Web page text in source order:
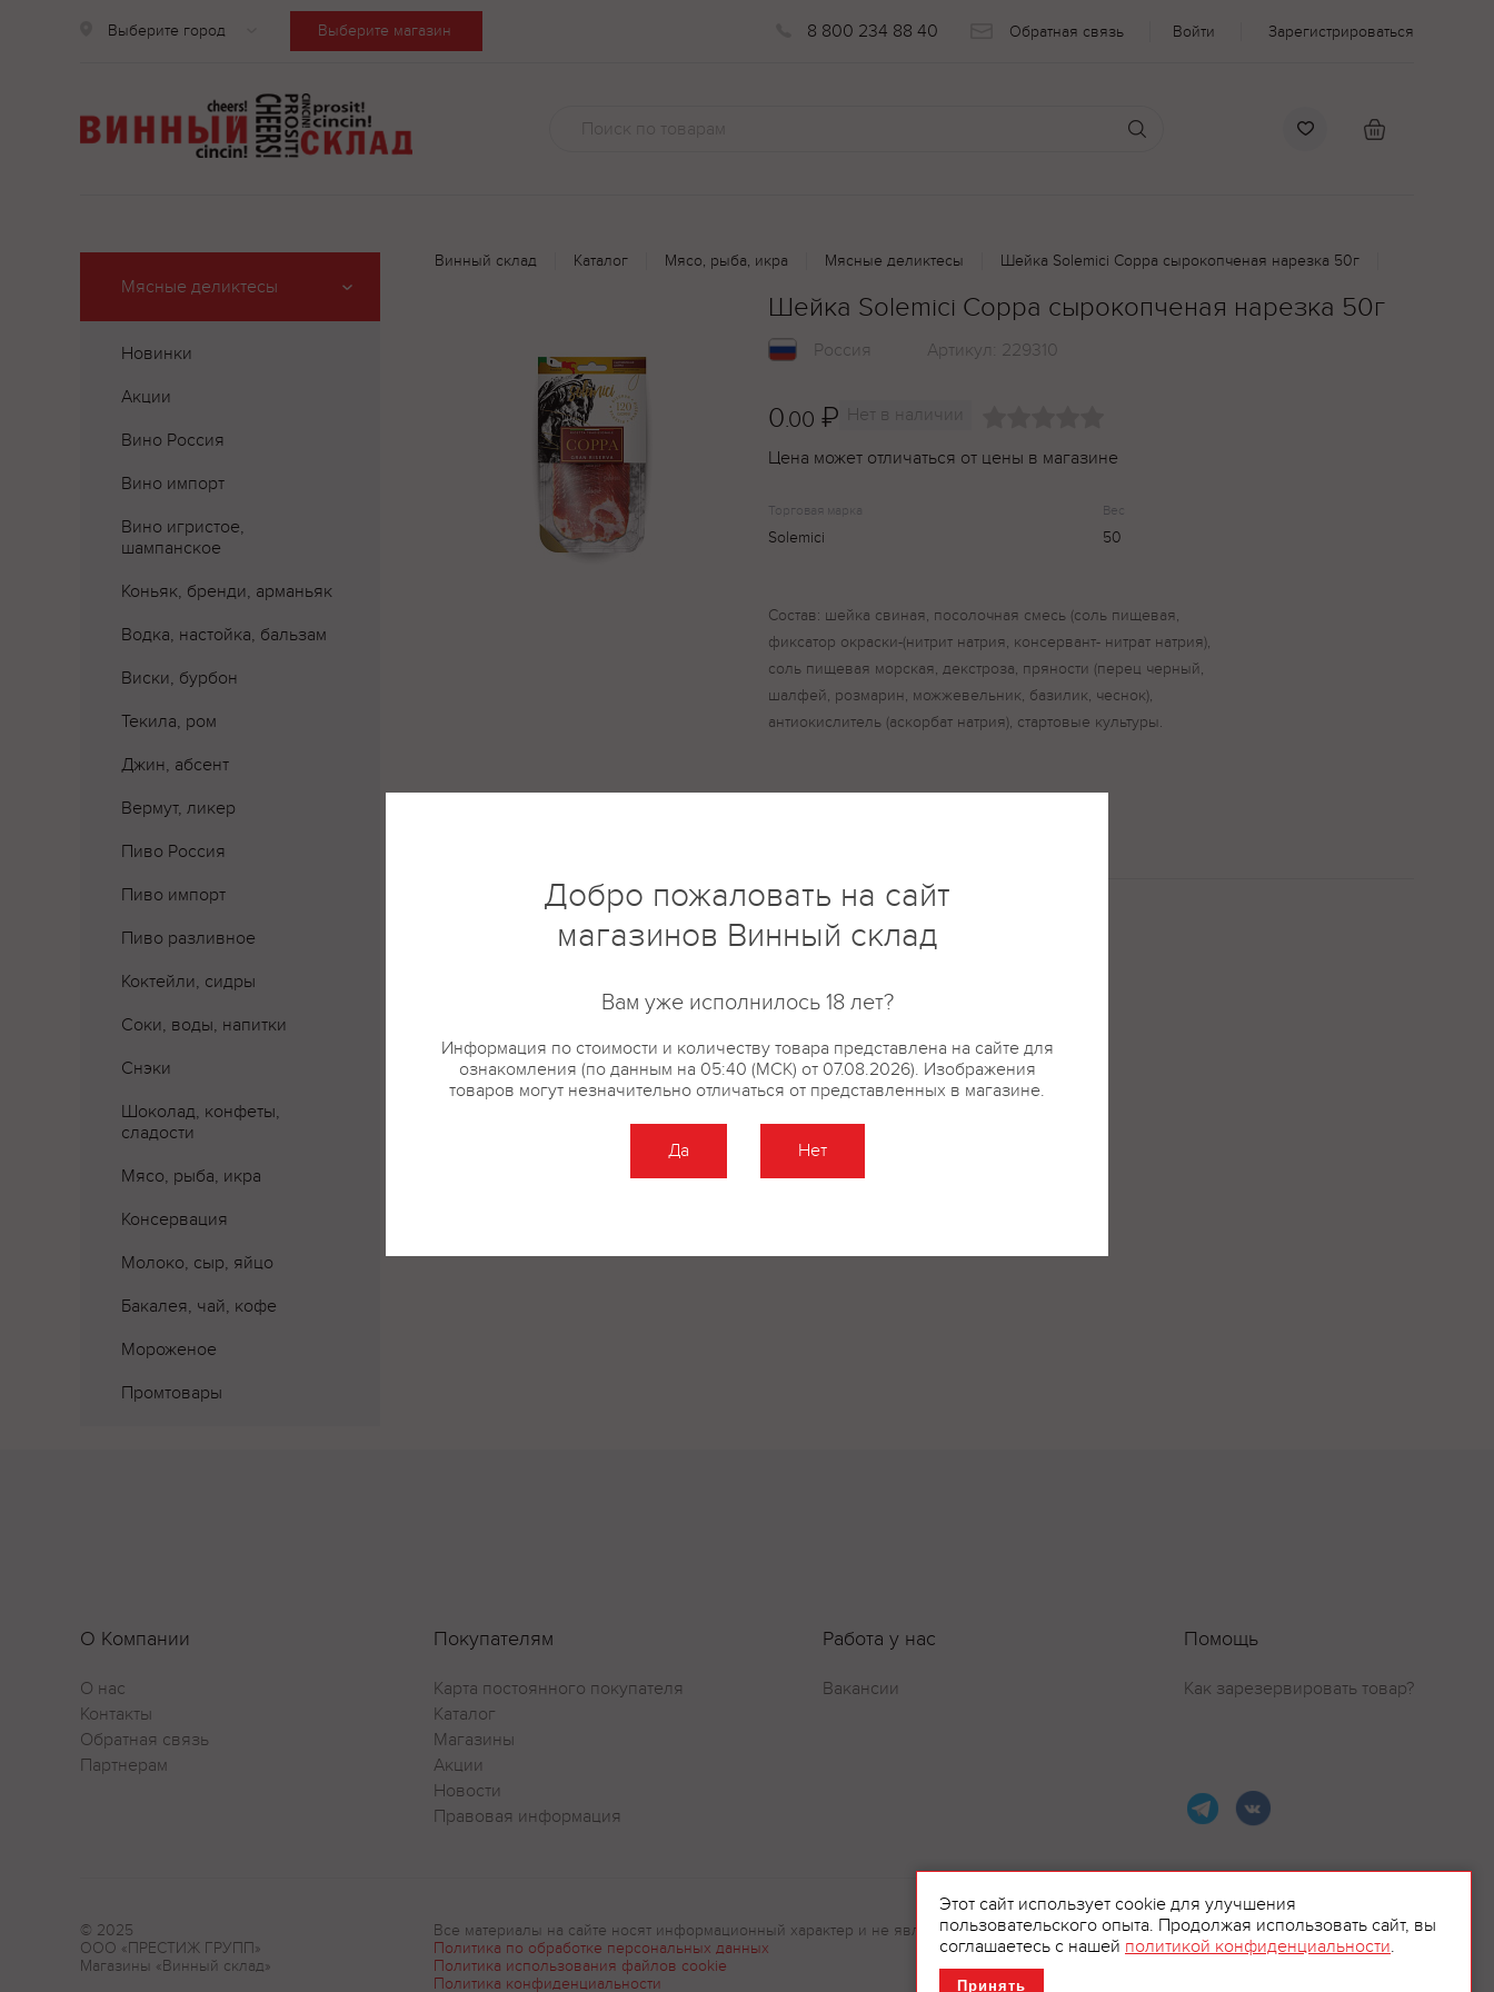
Выберите город Выберите магазин 8 800 234 88 40 Обратная связь Войти Зарегистрироваться
Мясные деликтесы
Новинки
Акции
Вино Россия
Вино импорт
Вино игристое,
шампанское
Коньяк, бренди, арманьяк
Водка, настойка, бальзам
Виски, бурбон
Текила, ром
Джин, абсент
Вермут, ликер
Пиво Россия
Пиво импорт
Пиво разливное
Коктейли, сидры
Соки, воды, напитки
Снэки
Шоколад, конфеты,
сладости
Мясо, рыба, икра
Консервация
Молоко, сыр, яйцо
Бакалея, чай, кофе
Мороженое
Промтовары
Винный склад Каталог Мясо, рыба, икра Мясные деликтесы Шейка Solemici Coppa сырокопченая нарезка 50г
Шейка Solemici Coppa сырокопченая нарезка 50г
Россия Артикул: 229310
0.00 ₽ Нет в наличии
Цена может отличаться от цены в магазине
Торговая марка
Solemici
Вес
50
Состав: шейка свиная, посолочная смесь (соль пищевая,
фиксатор окраски-(нитрит натрия, консервант- нитрат натрия),
соль пищевая морская, декстроза, пряности (перец черный,
шалфей, розмарин, можжевельник, базилик, чеснок),
антиокислитель (аскорбат натрия), стартовые культуры.
О Компании
О нас
Контакты
Обратная связь
Партнерам
Покупателям
Карта постоянного покупателя
Каталог
Магазины
Акции
Новости
Правовая информация
Работа у нас
Вакансии
Помощь
Как зарезервировать товар?
© 2025
ООО «ПРЕСТИЖ ГРУПП»
Магазины «Винный склад»
Все материалы на сайте носят информационный характер и не являются рекламой.
Политика по обработке персональных данных
Политика использования файлов cookie
Политика конфиденциальности
Этот сайт использует cookie для улучшения
пользовательского опыта. Продолжая использовать сайт, вы
соглашаетесь с нашей политикой конфиденциальности.
Принять
Добро пожаловать на сайт
магазинов Винный склад
Вам уже исполнилось 18 лет?
Информация по стоимости и количеству товара представлена на сайте для
ознакомления (по данным на 05:40 (МСК) от 07.08.2026). Изображения
товаров могут незначительно отличаться от представленных в магазине.
Да Нет